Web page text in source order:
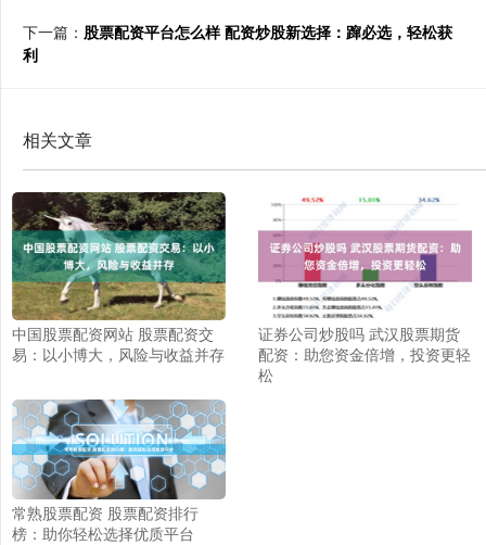
下一篇： 股票配资平台怎么样 配资炒股新选择：蹿必选，轻松获
利
相关文章
中国股票配资网站 股票配资交
易：以小博大，风险与收益并存
证券公司炒股吗 武汉股票期货
配资：助您资金倍增，投资更轻
松
常熟股票配资 股票配资排行
榜：助你轻松选择优质平台